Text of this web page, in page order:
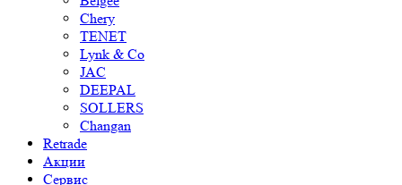
Chery
TENET
Lynk & Co
JAC
DEEPAL
SOLLERS
Changan
Retrade
Акции
Сервис